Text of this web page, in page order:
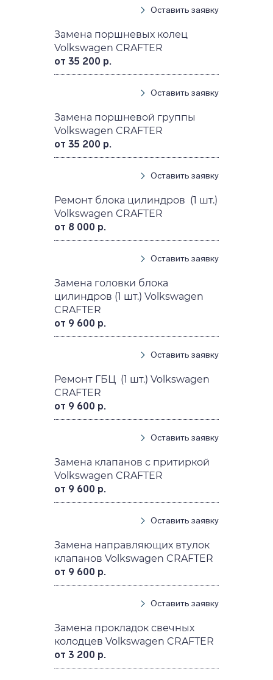
Оставить заявку
Замена поршневых колец
Volkswagen CRAFTER
от 35 200 р.
Оставить заявку
Замена поршневой группы
Volkswagen CRAFTER
от 35 200 р.
Оставить заявку
Ремонт блока цилиндров (1 шт.)
Volkswagen CRAFTER
от 8 000 р.
Оставить заявку
Замена головки блока
цилиндров (1 шт.) Volkswagen
CRAFTER
от 9 600 р.
Оставить заявку
Ремонт ГБЦ (1 шт.) Volkswagen
CRAFTER
от 9 600 р.
Оставить заявку
Замена клапанов с притиркой
Volkswagen CRAFTER
от 9 600 р.
Оставить заявку
Замена направляющих втулок
клапанов Volkswagen CRAFTER
от 9 600 р.
Оставить заявку
Замена прокладок свечных
колодцев Volkswagen CRAFTER
от 3 200 р.